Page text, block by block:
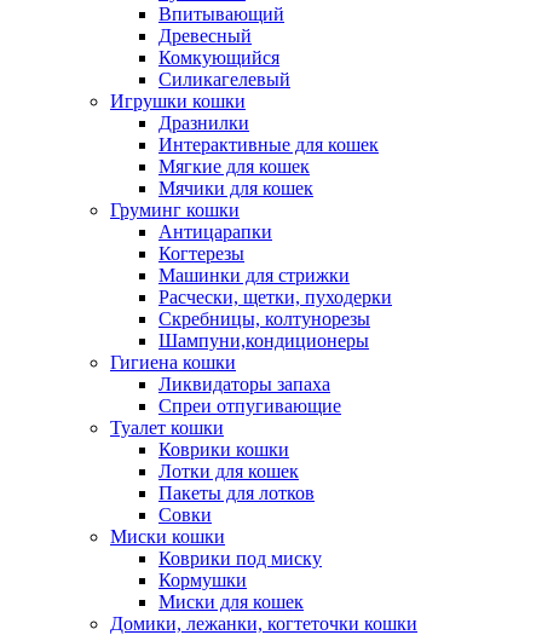
Впитывающий
Древесный
Комкующийся
Силикагелевый
Игрушки кошки
Дразнилки
Интерактивные для кошек
Мягкие для кошек
Мячики для кошек
Груминг кошки
Антицарапки
Когтерезы
Машинки для стрижки
Расчески, щетки, пуходерки
Скребницы, колтунорезы
Шампуни,кондиционеры
Гигиена кошки
Ликвидаторы запаха
Спреи отпугивающие
Туалет кошки
Коврики кошки
Лотки для кошек
Пакеты для лотков
Совки
Миски кошки
Коврики под миску
Кормушки
Миски для кошек
Домики, лежанки, когтеточки кошки